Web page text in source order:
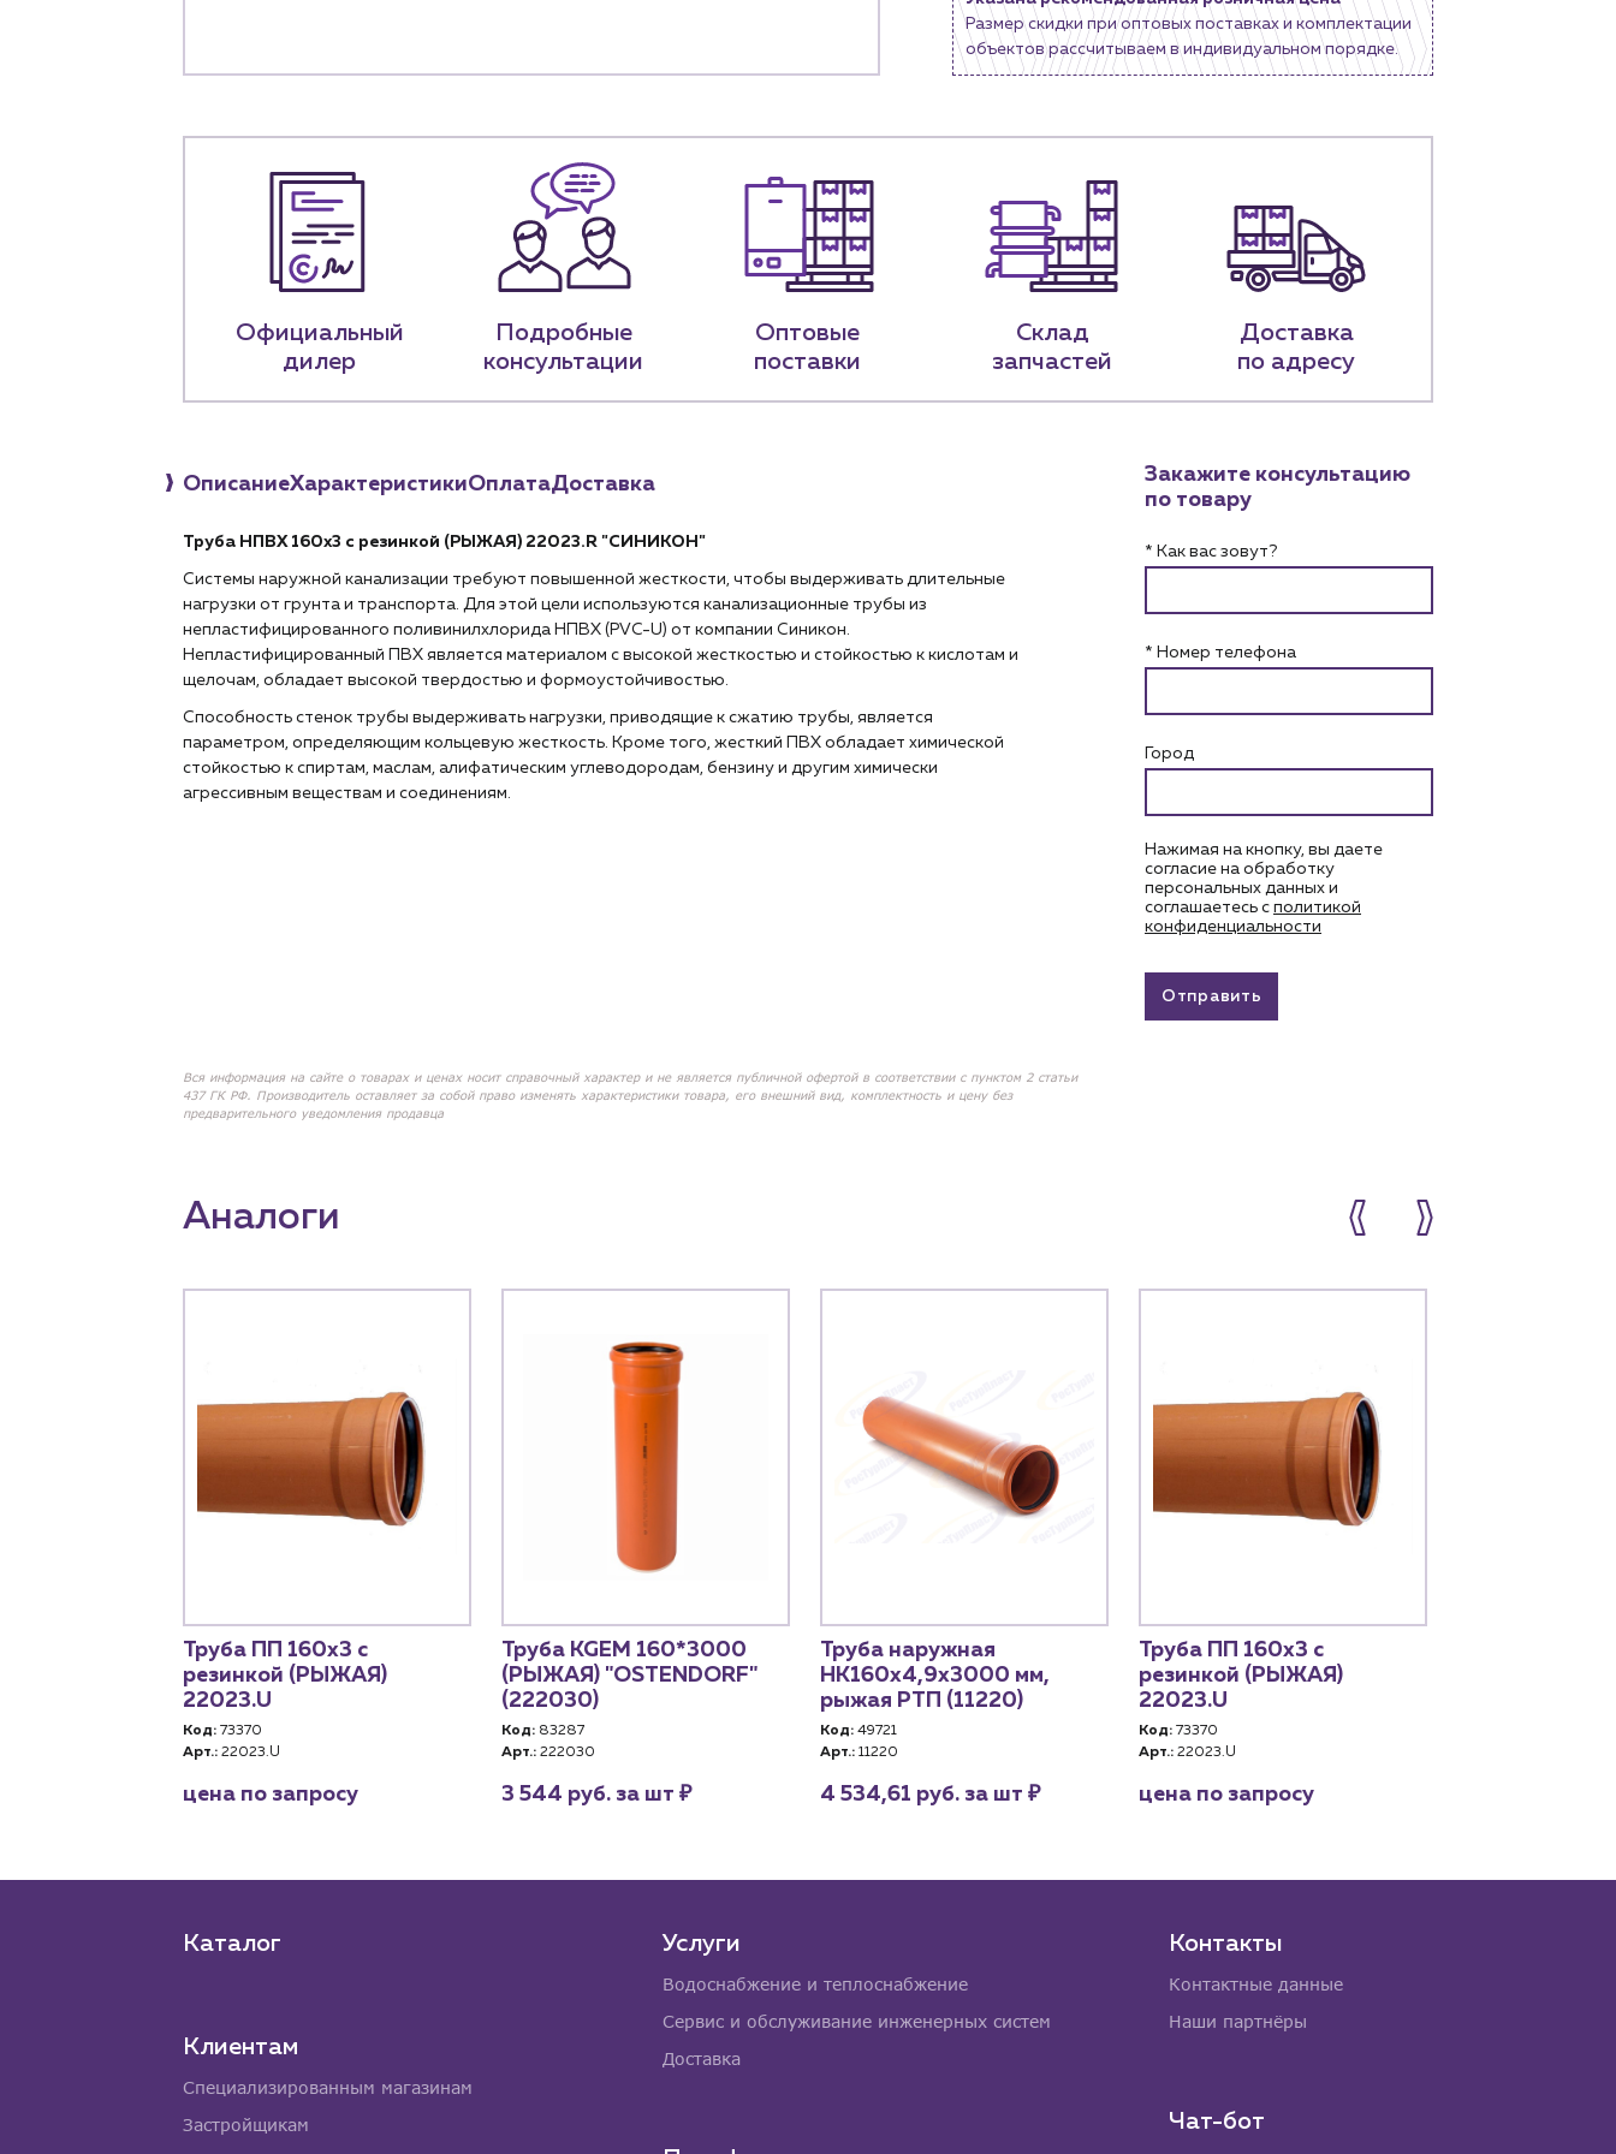
Блог
+7 (918) 070-19-79
Пн – пт: 9:00 – 18:00 г. Краснодар, ул. Российская, 63
Размер скидки при оптовых поставках и комплектации
объектов рассчитываем в индивидуальном порядке.
Официальный
дилер
Подробные
консультации
Оптовые
поставки
Склад
запчастей
Доставка
по адресу
ОписаниеХарактеристикиОплатаДоставка
Труба НПВХ 160х3 с резинкой (РЫЖАЯ) 22023.R "СИНИКОН"
Системы наружной канализации требуют повышенной жесткости, чтобы выдерживать длительные
нагрузки от грунта и транспорта. Для этой цели используются канализационные трубы из
непластифицированного поливинилхлорида НПВХ (PVC-U) от компании Синикон.
Непластифицированный ПВХ является материалом с высокой жесткостью и стойкостью к кислотам и
щелочам, обладает высокой твердостью и формоустойчивостью.
Способность стенок трубы выдерживать нагрузки, приводящие к сжатию трубы, является
параметром, определяющим кольцевую жесткость. Кроме того, жесткий ПВХ обладает химической
стойкостью к спиртам, маслам, алифатическим углеводородам, бензину и другим химически
агрессивным веществам и соединениям.
Вся информация на сайте о товарах и ценах носит справочный характер и не является публичной офертой в соответствии с пунктом 2 статьи
437 ГК РФ. Производитель оставляет за собой право изменять характеристики товара, его внешний вид, комплектность и цену без
предварительного уведомления продавца
Закажите консультацию
по товару
* Как вас зовут?
* Номер телефона
Город
Нажимая на кнопку, вы даете
согласие на обработку
персональных данных и
соглашаетесь c политикой
конфиденциальности
Отправить
Аналоги
Труба ПП 160х3 с
резинкой (РЫЖАЯ)
22023.U
Код: 73370
Арт.: 22023.U
цена по запросу
Труба KGEM 160*3000
(РЫЖАЯ) "OSTENDORF"
(222030)
Код: 83287
Арт.: 222030
3 544 руб. за шт ₽
Труба наружная
НК160х4,9х3000 мм,
рыжая РТП (11220)
Код: 49721
Арт.: 11220
4 534,61 руб. за шт ₽
Труба ПП 160х3 с
резинкой (РЫЖАЯ)
22023.U
Код: 73370
Арт.: 22023.U
цена по запросу
Каталог
Клиентам
Специализированным магазинам
Застройщикам
Услуги
Водоснабжение и теплоснабжение
Сервис и обслуживание инженерных систем
Доставка
Контакты
Контактные данные
Наши партнёры
Чат-бот